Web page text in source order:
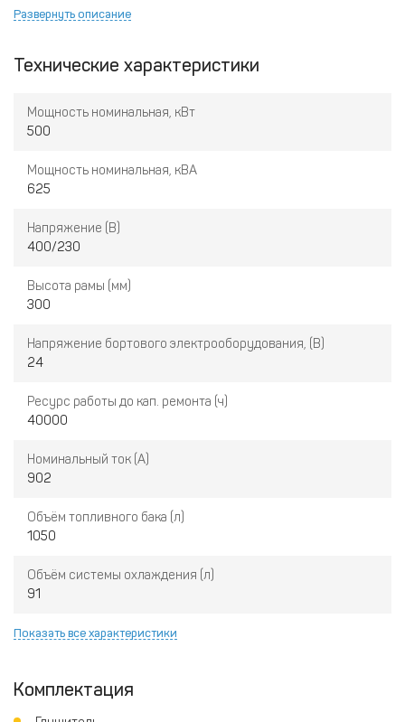
RGK800
Воздушные фильтры высокой производительности
Сдвоенные масляные фильтры
Сменные масляные и топливные фильтры входят в комплект
Развернуть описание
Технические характеристики
Мощность номинальная, кВт
500
Мощность номинальная, кВА
625
Напряжение (В)
400/230
Высота рамы (мм)
300
Напряжение бортового электрооборудования, (В)
24
Ресурс работы до кап. ремонта (ч)
40000
Номинальный ток (А)
902
Объём топливного бака (л)
1050
Объём системы охлаждения (л)
91
Показать все характеристики
Комплектация